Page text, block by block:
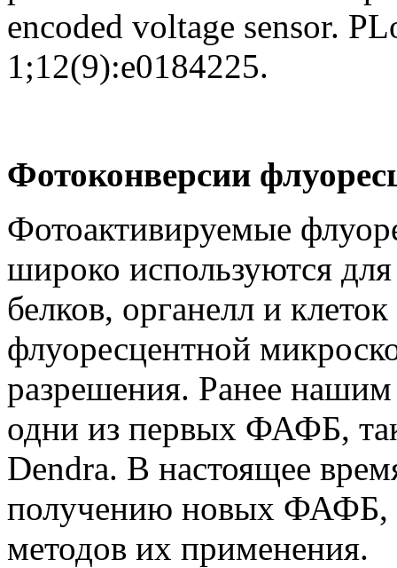
encoded voltage sensor.
1;12(9):e0184225.
Фотоконверсии
Фотоактивируемые
широко используются
белков, органелл и
флуоресцентной
разрешения. Ранее
одни из первых ФАФБ,
Dendra. В настоящее
получению новых ФАФБ,
методов их применения.